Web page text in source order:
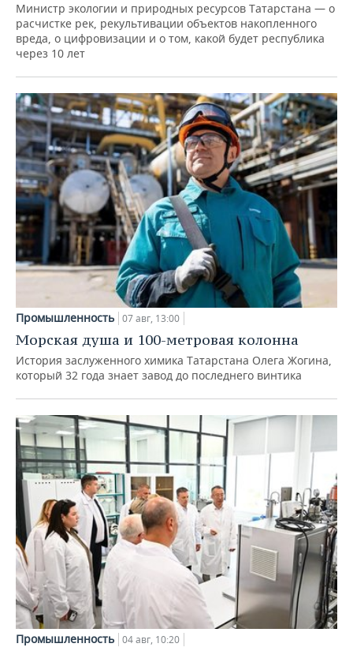
Министр экологии и природных ресурсов Татарстана — о
расчистке рек, рекультивации объектов накопленного
вреда, о цифровизации и о том, какой будет республика
через 10 лет
Промышленность 07 авг, 13:00
Морская душа и 100-метровая колонна
История заслуженного химика Татарстана Олега Жогина,
который 32 года знает завод до последнего винтика
Промышленность 04 авг, 10:20